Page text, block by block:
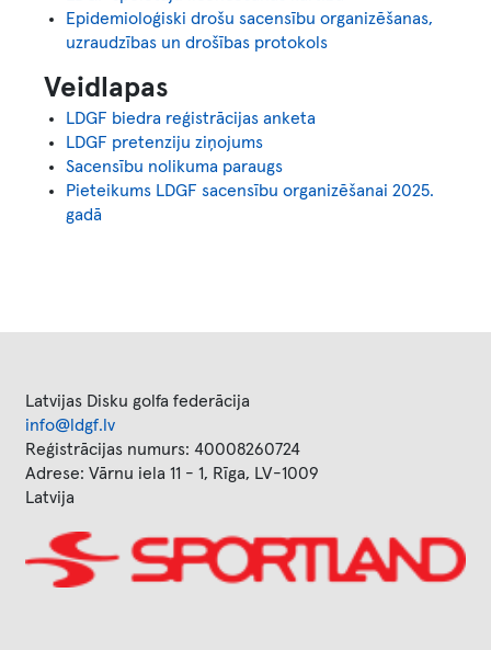
Epidemioloģiski drošu sacensību organizēšanas,
uzraudzības un drošības protokols
Veidlapas
LDGF biedra reģistrācijas anketa
LDGF pretenziju ziņojums
Sacensību nolikuma paraugs
Pieteikums LDGF sacensību organizēšanai 2025.
gadā
Latvijas Disku golfa federācija
info@ldgf.lv
Reģistrācijas numurs: 40008260724
Adrese: Vārnu iela 11 - 1, Rīga, LV-1009
Latvija
Image